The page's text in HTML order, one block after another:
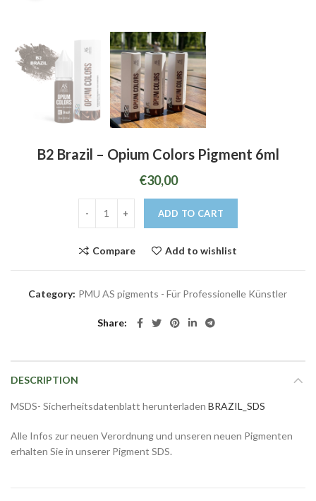
B2 Brazil – Opium Colors Pigment 6ml
€30,00
ADD TO CART
Compare Add to wishlist
Category: PMU AS pigments - Für Professionelle Künstler
Share
DESCRIPTION
MSDS- Sicherheitsdatenblatt herunterladen BRAZIL_SDS
Alle Infos zur neuen Verordnung und unseren neuen Pigmenten
erhalten Sie in unserer Pigment SDS.